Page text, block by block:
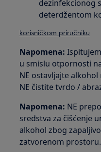
dezinfekcionog
deterdžentom
korisničkom priručniku
Napomena:
u smislu otpornosti
NE ostavljajte
NE čistite tvrdo /
Napomena: NE
sredstva za čišćenje
alkohol zbog
zatvorenom prostoru.